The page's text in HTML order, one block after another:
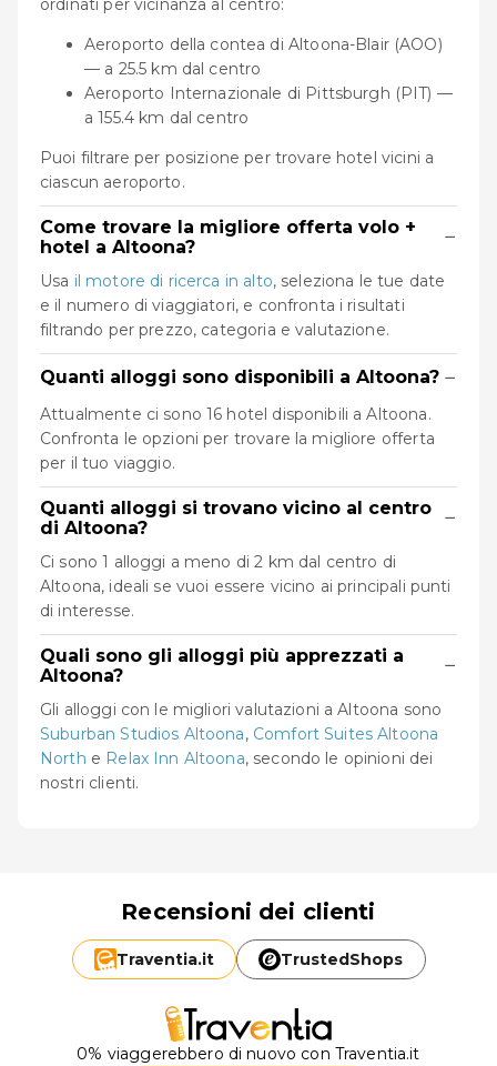
ordinati per vicinanza al centro:
Aeroporto della contea di Altoona-Blair (AOO)
— a 25.5 km dal centro
Aeroporto Internazionale di Pittsburgh (PIT) —
a 155.4 km dal centro
Puoi filtrare per posizione per trovare hotel vicini a
ciascun aeroporto.
Come trovare la migliore offerta volo +
hotel a Altoona?
−
Usa il motore di ricerca in alto, seleziona le tue date
e il numero di viaggiatori, e confronta i risultati
filtrando per prezzo, categoria e valutazione.
Quanti alloggi sono disponibili a Altoona? −
Attualmente ci sono 16 hotel disponibili a Altoona.
Confronta le opzioni per trovare la migliore offerta
per il tuo viaggio.
Quanti alloggi si trovano vicino al centro
di Altoona?
−
Ci sono 1 alloggi a meno di 2 km dal centro di
Altoona, ideali se vuoi essere vicino ai principali punti
di interesse.
Quali sono gli alloggi più apprezzati a
Altoona?
−
Gli alloggi con le migliori valutazioni a Altoona sono
Suburban Studios Altoona, Comfort Suites Altoona
North e Relax Inn Altoona, secondo le opinioni dei
nostri clienti.
Recensioni dei clienti
Traventia.it TrustedShops
0% viaggerebbero di nuovo con Traventia.it